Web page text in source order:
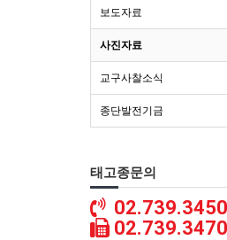
보도자료
사진자료
교구사찰소식
종단발전기금
태고종문의
02.739.3450
02.739.3470